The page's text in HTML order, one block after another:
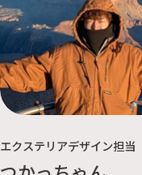
エクステリアデザイン担当